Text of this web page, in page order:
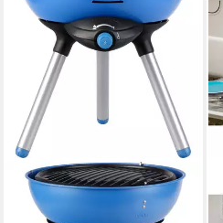
CAMPINGAZ
Standgrill Campingaz Party